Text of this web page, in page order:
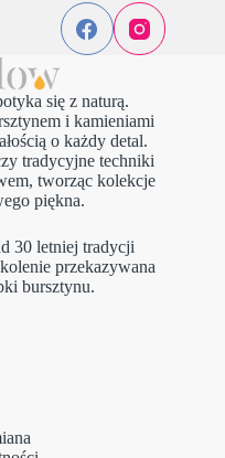
się z naturą.
i kamieniami
o każdy detal.
tradycyjne techniki
tworząc kolekcje
piękna.
30 letniej tradycji
przekazywana
bursztynu.